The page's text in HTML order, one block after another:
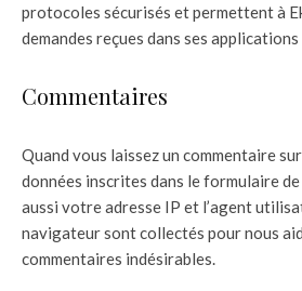
protocoles sécurisés et permettent à
demandes reçues dans ses
Commentaires
Quand vous laissez un commentaire
données inscrites dans le formulaire
aussi votre adresse IP et l’agent
navigateur sont collectés pour nous
commentaires indésirables.